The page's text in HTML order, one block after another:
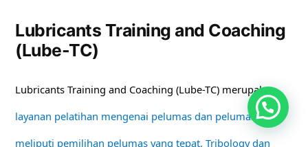
Lubricants Training and Coaching
(Lube-TC)
Lubricants Training and Coaching (Lube-TC) merupakan
layanan pelatihan mengenai pelumas dan pelumasan
meliputi pemilihan pelumas yang tepat, Tribology dan